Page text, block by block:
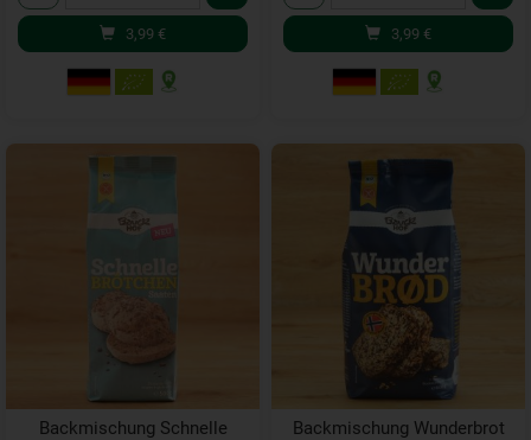
3,99 € 3,99 €
Backmischung Schnelle
Backmischung Wunderbrot